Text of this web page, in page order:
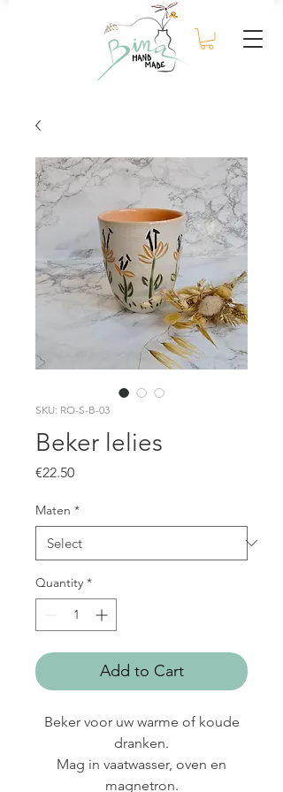
SKU: RO-S-B-03
Beker lelies
€22.50Price
Maten *
Quantity *
Add to Cart
Beker voor uw warme of koude
dranken.
Mag in vaatwasser, oven en
magnetron.